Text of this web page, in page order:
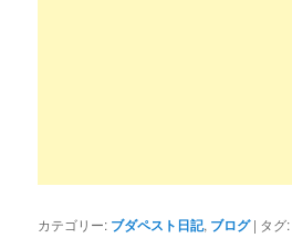
カテゴリー: ブダペスト日記, ブログ | タグ: